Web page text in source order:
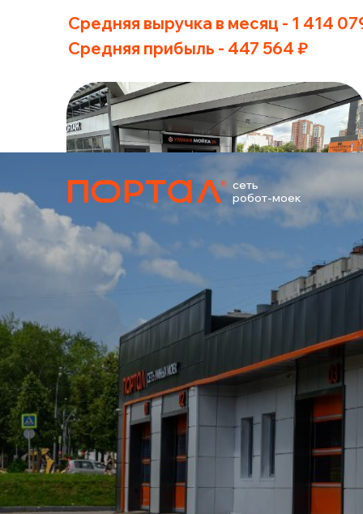
Средняя выручка в месяц - 1 414
Средняя прибыль - 447 564 ₽
сеть
робот-моек